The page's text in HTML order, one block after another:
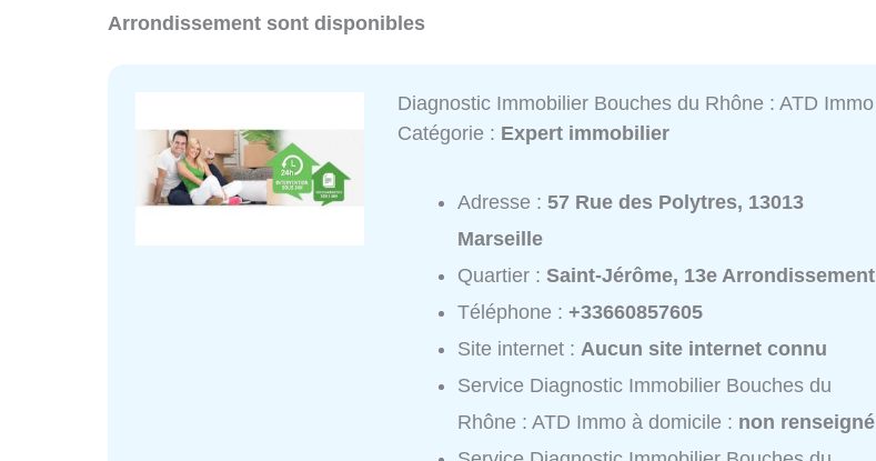
Arrondissement sont disponibles
Diagnostic Immobilier Bouches du Rhône : ATD Immo
Catégorie : Expert immobilier
Adresse :57 Rue des Polytres, 13013
Marseille
Quartier :Saint-Jérôme, 13e Arrondissement
Téléphone :+33660857605
Site internet :Aucun site internet connu
Service Diagnostic Immobilier Bouches du
Rhône : ATD Immo à domicile : non renseigné